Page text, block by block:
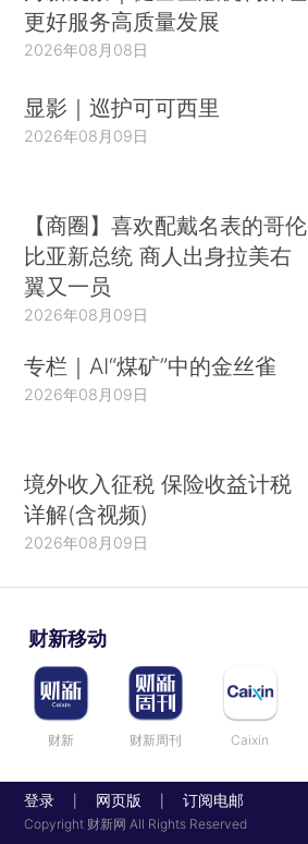
更好服务高质量发展
2026年08月08日
显影｜巡护可可西里
2026年08月09日
【商圈】喜欢配戴名表的哥伦
比亚新总统 商人出身拉美右
翼又一员
2026年08月09日
专栏｜AI“煤矿”中的金丝雀
2026年08月09日
境外收入征税 保险收益计税
详解(含视频)
2026年08月09日
财新移动
财新 财新周刊 Caixin
登录 网页版 订阅电邮
Copyright 财新网 All Rights Reserved